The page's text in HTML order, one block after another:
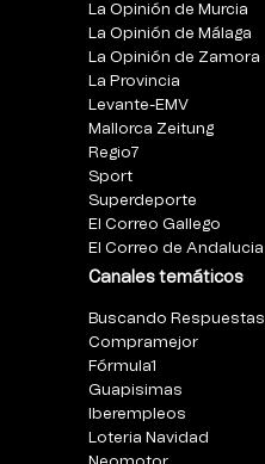
La Opinión de Murcia
La Opinión de Málaga
La Opinión de Zamora
La Provincia
Levante-EMV
Mallorca Zeitung
Regio7
Sport
Superdeporte
El Correo Gallego
El Correo de Andalucia
Canales temáticos
Buscando Respuestas
Compramejor
Fórmula1
Guapisimas
Iberempleos
Loteria Navidad